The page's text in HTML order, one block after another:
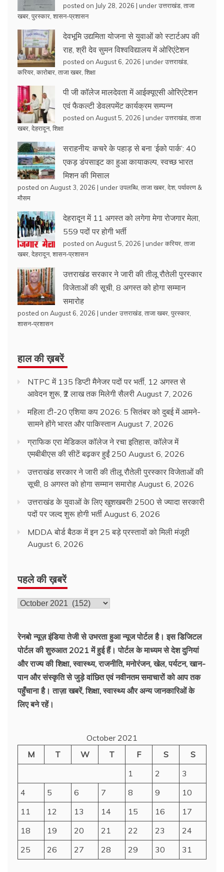
posted on July 28, 2026 | underउत्तराखंड ताजा
खबर पुरस्कार शासन-प्रशासन
देवभूमि उद्यमिता योजना से युवाओं को स्टार्टअप की
राह, श्री देव सुमन विश्वविद्यालय में ओरिएंटेशन
posted on August 6, 2026 | underउत्तराखंड
करियर कारोबार ताजा खबर शिक्षा
पी जी कॉलेज मालदेवता में आईक्यूएसी ओरिएंटेशन
एवं फैकल्टी डेवलपमेंट कार्यक्रम सम्पन्न
posted on August 5, 2026 | underउत्तराखंड ताजा
खबर देहरादून, शिक्षा
सराहनीय: कचरे के पहाड़ से बना ‘ईको पार्क’: 40
एकड़ डंपसाइट का हुआ कायाकल्प, स्वच्छ भारत
मिशन की मिसाल
posted on August 3, 2026 | underउपलब्धि ताजा खबर देश, पर्यावरण &
मौसम
देहरादून में 11 अगस्त को लगेगा मेगा रोजगार मेला,
559 पदों पर होगी भर्ती
posted on August 5, 2026 | underकरियर ताजा
खबर देहरादून, शासन-प्रशासन
उत्तराखंड सरकार ने जारी की तीलू रौतेली पुरस्कार
विजेताओं की सूची, 8 अगस्त को होगा सम्मान
समारोह
posted on August 6, 2026 | underउत्तराखंड ताजा खबर पुरस्कार
शासन-प्रशासन
हाल की ख़बरें
NTPC में 135 डिप्टी मैनेजर पदों पर भर्ती, 12 अगस्त से
आवेदन शुरू, ₹2 लाख तक मिलेगी सैलरी August 7, 2026
महिला टी-20 एशिया कप 2026: 5 सितंबर को दुबई में आमने-
सामने होंगे भारत और पाकिस्तान August 7, 2026
ग्राफिक एरा मेडिकल कॉलेज ने रचा इतिहास, कॉलेज में
एमबीबीएस की सीटें बढ़कर हुईं 250 August 6, 2026
उत्तराखंड सरकार ने जारी की तीलू रौतेली पुरस्कार विजेताओं की
सूची, 8 अगस्त को होगा सम्मान समारोह August 6, 2026
उत्तराखंड के युवाओं के लिए खुशखबरी! 2500 से ज्यादा सरकारी
पदों पर जल्द शुरू होगी भर्ती August 6, 2026
MDDA बोर्ड बैठक में इन 25 बड़े प्रस्तावों को मिली मंजूरी
August 6, 2026
पहले की ख़बरें
पहले
रेनबो न्यूज़ इंडिया तेजी से उभरता हुआ न्‍यूज पोर्टल है। इस डिजिटल
पोर्टल की शुरुआत 2021 में हुई हैं। पोर्टल के माध्यम से देश दुनियां
और राज्य की शिक्षा, स्वास्थ्य, राजनीति, मनोरंजन, खेल, पर्यटन, खान-
पान और संस्कृति से जुड़े वांछित एवं नवीनतम समाचारों को आप तक
पहुँचाना है। ताज़ा खबरें, शिक्षा, स्वास्थ्य और अन्य जानकारिओं के
लिए बने रहें।
October 2021
M
T W T F S
S
1
2
3
4
5 6 7 8 9
10
11
12 13 14 15 16
17
18
19 20 21 22 23
24
25
26 27 28 29 30 31